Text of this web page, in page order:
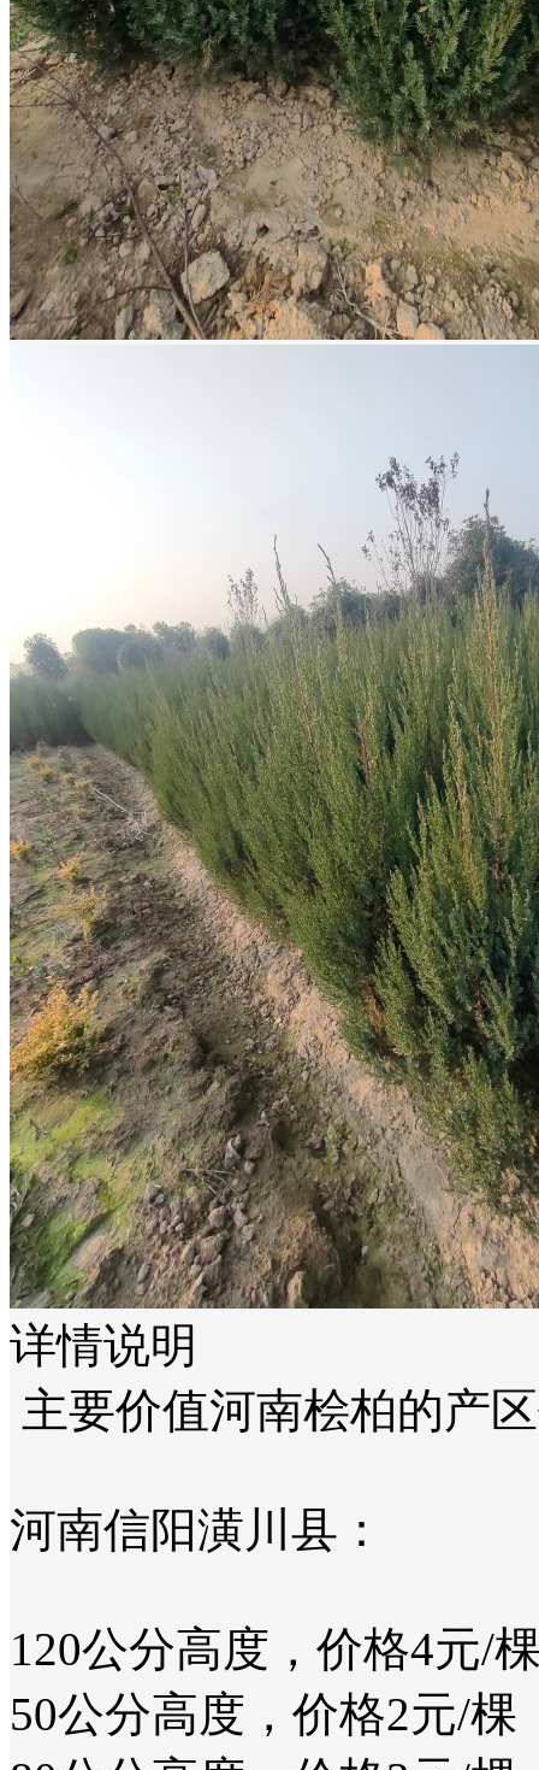
详情说明
主要价值‌河南桧柏的产
‌河南信阳潢川县‌：
120公分高度，价格4元/
50公分高度，价格2元/棵